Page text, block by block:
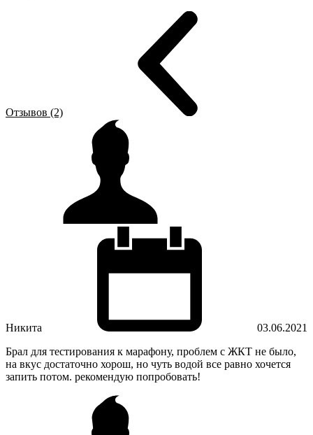
Отзывов (2)
Никита
03.06.2021
Брал для тестирования к марафону, проблем с ЖКТ не было,
на вкус достаточно хорош, но чуть водой все равно хочется
запить потом. рекомендую попробовать!